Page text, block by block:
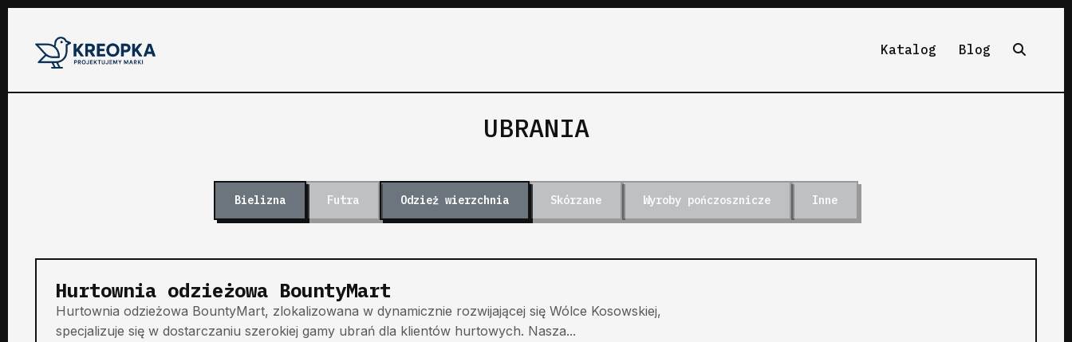
Katalog Blog
UBRANIA
Bielizna Futra Odzież wierzchnia Skórzane Wyroby pończosznicze Inne
Hurtownia odzieżowa BountyMart
Hurtownia odzieżowa BountyMart, zlokalizowana w dynamicznie rozwijającej się Wólce Kosowskiej,
specjalizuje się w dostarczaniu szerokiej gamy ubrań dla klientów hurtowych. Nasza...